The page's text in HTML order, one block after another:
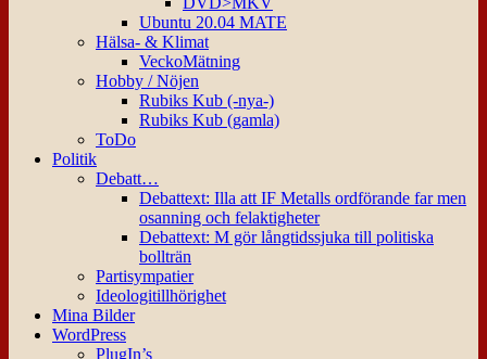
Ubuntu 20.04 MATE
Hälsa- & Klimat
VeckoMätning
Hobby / Nöjen
Rubiks Kub (-nya-)
Rubiks Kub (gamla)
ToDo
Politik
Debatt…
Debattext: Illa att IF Metalls ordförande far men
osanning och felaktigheter
Debattext: M gör långtidssjuka till politiska
bollträn
Partisympatier
Ideologitillhörighet
Mina Bilder
WordPress
PlugIn’s